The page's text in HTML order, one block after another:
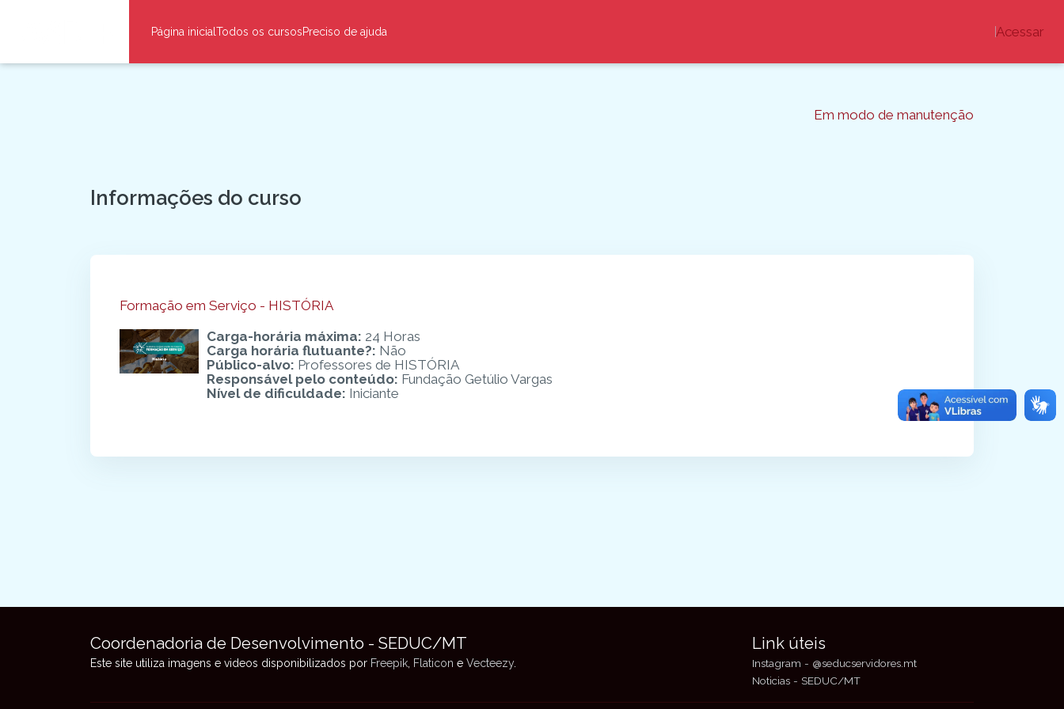
Página inicialTodos os cursosPreciso de ajuda Acessar
Em modo de manutenção
Informações do curso
Formação em Serviço - HISTÓRIA
Carga-horária máxima: 24 Horas
Carga horária flutuante?: Não
Público-alvo: Professores de HISTÓRIA
Responsável pelo conteúdo: Fundação Getúlio Vargas
Nível de dificuldade: Iniciante
Coordenadoria de Desenvolvimento - SEDUC/MT
Este site utiliza imagens e videos disponibilizados por Freepik Flaticon e Vecteezy.
Link úteis
Instagram - @seducservidores.mt
Noticias - SEDUC/MT